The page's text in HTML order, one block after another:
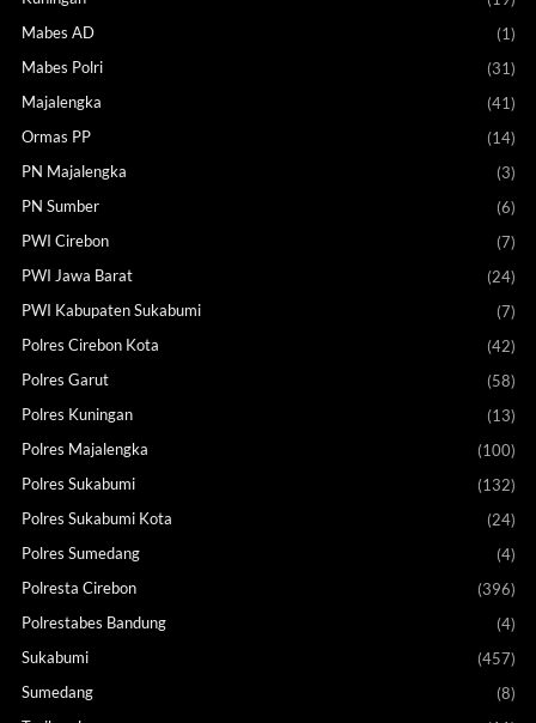
Mabes AD
(1)
Mabes Polri
(31)
Majalengka
(41)
Ormas PP
(14)
PN Majalengka
(3)
PN Sumber
(6)
PWI Cirebon
(7)
PWI Jawa Barat
(24)
PWI Kabupaten Sukabumi
(7)
Polres Cirebon Kota
(42)
Polres Garut
(58)
Polres Kuningan
(13)
Polres Majalengka
(100)
Polres Sukabumi
(132)
Polres Sukabumi Kota
(24)
Polres Sumedang
(4)
Polresta Cirebon
(396)
Polrestabes Bandung
(4)
Sukabumi
(457)
Sumedang
(8)